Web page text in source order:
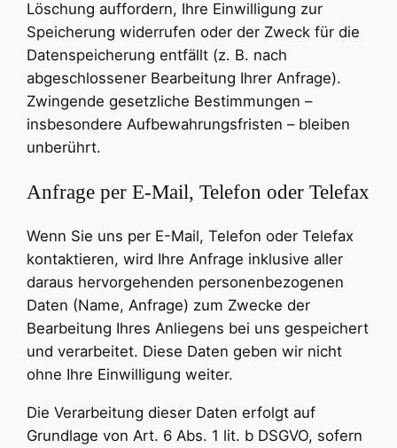
Löschung auffordern, Ihre Einwilligung zur
Speicherung widerrufen oder der Zweck für die
Datenspeicherung entfällt (z. B. nach
abgeschlossener Bearbeitung Ihrer Anfrage).
Zwingende gesetzliche Bestimmungen –
insbesondere Aufbewahrungsfristen – bleiben
unberührt.
Anfrage per E-Mail, Telefon oder Telefax
Wenn Sie uns per E-Mail, Telefon oder Telefax
kontaktieren, wird Ihre Anfrage inklusive aller
daraus hervorgehenden personenbezogenen
Daten (Name, Anfrage) zum Zwecke der
Bearbeitung Ihres Anliegens bei uns gespeichert
und verarbeitet. Diese Daten geben wir nicht
ohne Ihre Einwilligung weiter.
Die Verarbeitung dieser Daten erfolgt auf
Grundlage von Art. 6 Abs. 1 lit. b DSGVO, sofern